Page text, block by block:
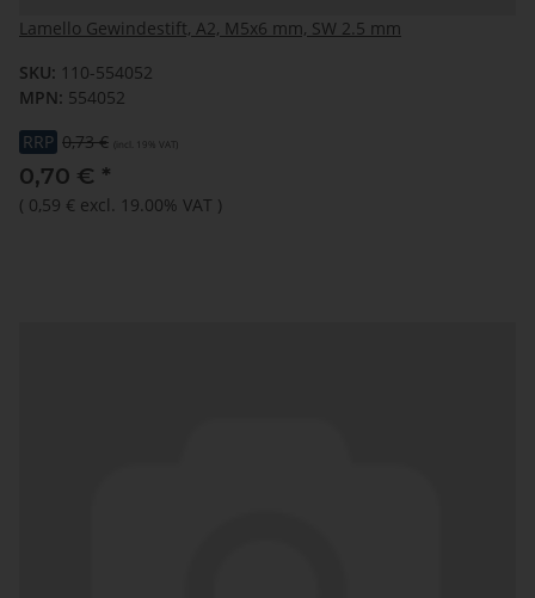
Lamello Gewindestift, A2, M5x6 mm, SW 2.5 mm
SKU: 110-554052
MPN: 554052
RRP 0,73 € (incl. 19% VAT)
0,70 € *
( 0,59 € excl. 19.00% VAT )